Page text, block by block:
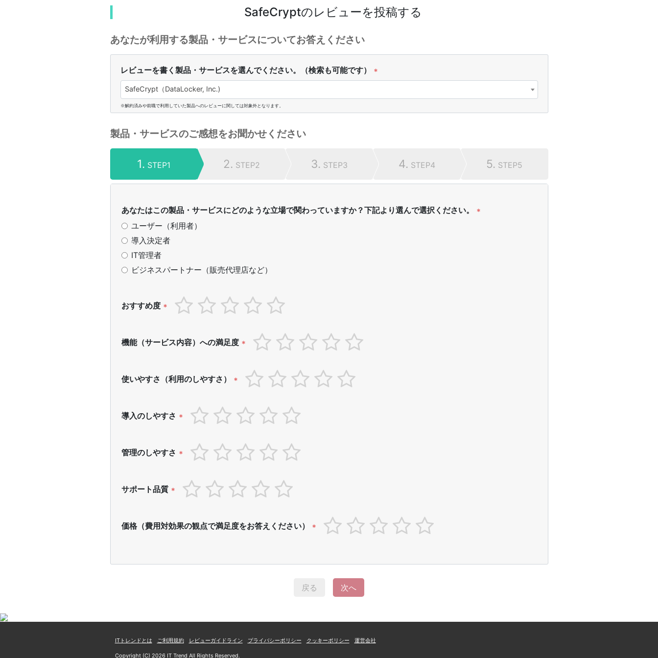
SafeCryptのレビューを投稿する
あなたが利用する製品・サービスについてお答えください
レビューを書く製品・サービスを選んでください。（検索も可能です） *
SafeCrypt（DataLocker, Inc.)
※解約済みや前職で利用していた製品へのレビューに関しては対象外となります。
製品・サービスのご感想をお聞かせください
1. STEP1 2. STEP2 3. STEP3 4. STEP4 5. STEP5
あなたはこの製品・サービスにどのような立場で関わっていますか？下記より選んで選択ください。
*
ユーザー（利用者）
導入決定者
IT管理者
ビジネスパートナー（販売代理店など）
おすすめ度 *
機能（サービス内容）への満足度 *
使いやすさ（利用のしやすさ） *
導入のしやすさ *
管理のしやすさ *
サポート品質 *
価格（費用対効果の観点で満足度をお答えください） *
戻る 次へ
ITトレンドとは ご利用規約 レビューガイドライン プライバシーポリシー クッキーポリシー 運営会社
Copyright (C) 2026 IT Trend All Rights Reserved.